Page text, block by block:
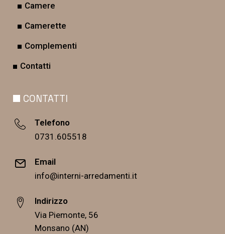
Camere
Camerette
Complementi
Contatti
CONTATTI
Telefono
0731.605518
Email
info@interni-arredamenti.it
Indirizzo
Via Piemonte, 56
Monsano (AN)